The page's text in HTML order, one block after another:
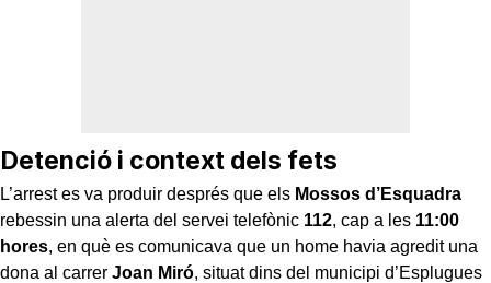
Detenció i context dels fets
L’arrest es va produir després que els Mossos d’Esquadra
rebessin una alerta del servei telefònic 112, cap a les 11:00
hores, en què es comunicava que un home havia agredit una
dona al carrer Joan Miró, situat dins del municipi d’Esplugues